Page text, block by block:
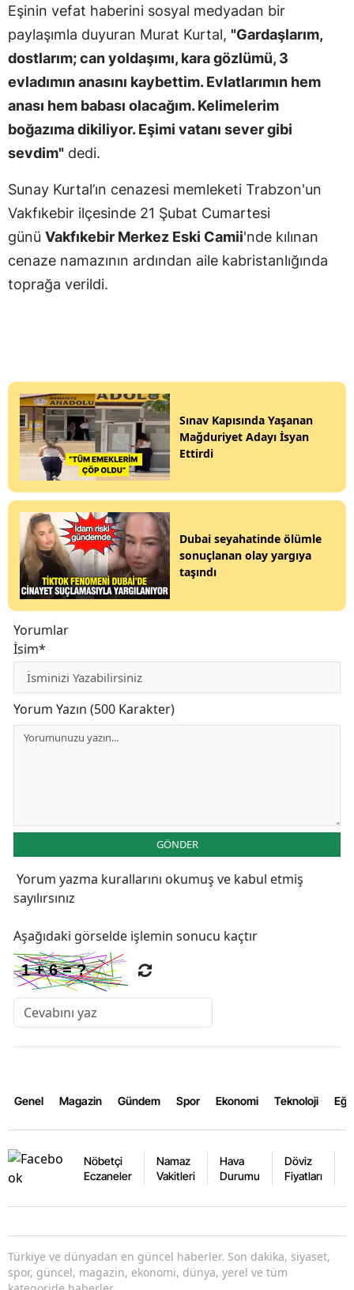
Eşinin vefat haberini sosyal medyadan bir
paylaşımla duyuran Murat Kurtal, "Gardaşlarım,
dostlarım; can yoldaşımı, kara gözlümü, 3
evladımın anasını kaybettim. Evlatlarımın hem
anası hem babası olacağım. Kelimelerim
boğazıma dikiliyor. Eşimi vatanı sever gibi
sevdim" dedi.
Sunay Kurtal’ın cenazesi memleketi Trabzon'un
Vakfıkebir ilçesinde 21 Şubat Cumartesi
günü Vakfıkebir Merkez Eski Camii'nde kılınan
cenaze namazının ardından aile kabristanlığında
toprağa verildi.
Sınav Kapısında Yaşanan
Mağduriyet Adayı İsyan
Ettirdi
Dubai seyahatinde ölümle
sonuçlanan olay yargıya
taşındı
Yorumlar
İsim*
Yorum Yazın (500 Karakter)
GÖNDER
Yorum yazma kurallarını okumuş ve kabul etmiş
sayılırsınız
Aşağıdaki görselde işlemin sonucu kaçtır
Genel Magazin Gündem Spor Ekonomi Teknoloji
Nöbetçi
Eczaneler
Namaz
Vakitleri
Hava
Durumu
Döviz
Fiyatları
Türkiye ve dünyadan en güncel haberler. Son dakika, siyaset,
spor, güncel, magazin, ekonomi, dünya, yerel ve tüm